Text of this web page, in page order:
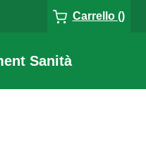
Carrello ()
Sanità